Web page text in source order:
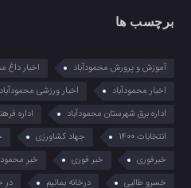
برچسب ها
آموزش و پرورش محمودآباد اخبار داغ
اخبار محمودآباد
اخبار ورزشی محمودآباد
اداره برق شهرستان محمودآباد
اداره
انتخابات 1400
جهاد کشاورزی
خبرفوری
خبر فوری خبر
خسرو طالبی
درخانه بمانیم در